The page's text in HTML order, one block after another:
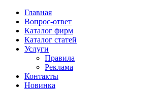
Главная
Вопрос-ответ
Каталог фирм
Каталог статей
Услуги
Правила
Реклама
Контакты
Новинка